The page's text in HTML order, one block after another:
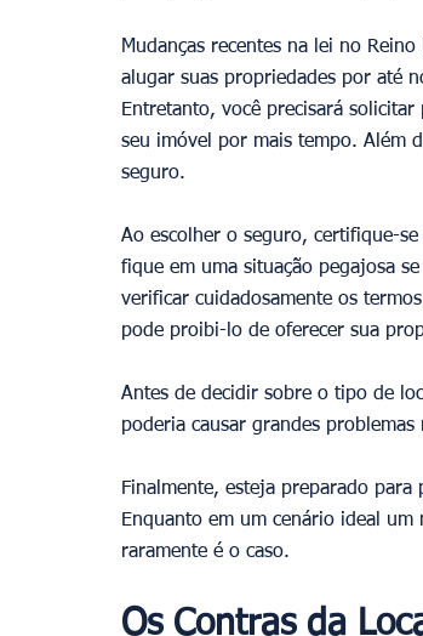
Mudanças recentes na lei no
alugar suas propriedades por até
Entretanto, você precisará
seu imóvel por mais tempo. Além
seguro.
Ao escolher o seguro, certifique-
fique em uma situação pegajosa
verificar cuidadosamente os
pode proibi-lo de oferecer sua
Antes de decidir sobre o tipo de
poderia causar grandes problemas
Finalmente, esteja preparado
Enquanto em um cenário ideal
raramente é o caso.
Os Contras da